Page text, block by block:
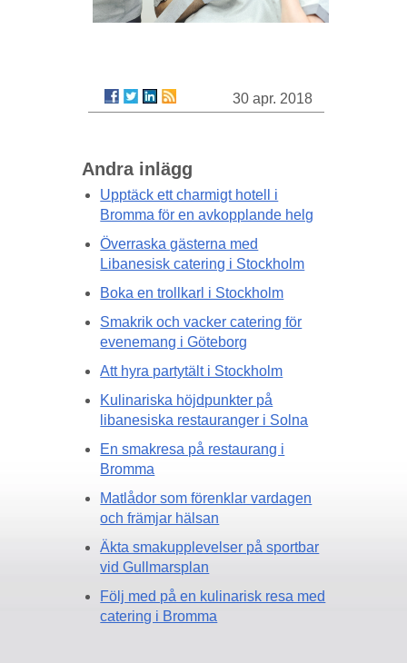
30 apr. 2018
Andra inlägg
Upptäck ett charmigt hotell i
Bromma för en avkopplande helg
Överraska gästerna med
Libanesisk catering i Stockholm
Boka en trollkarl i Stockholm
Smakrik och vacker catering för
evenemang i Göteborg
Att hyra partytält i Stockholm
Kulinariska höjdpunkter på
libanesiska restauranger i Solna
En smakresa på restaurang i
Bromma
Matlådor som förenklar vardagen
och främjar hälsan
Äkta smakupplevelser på sportbar
vid Gullmarsplan
Följ med på en kulinarisk resa med
catering i Bromma